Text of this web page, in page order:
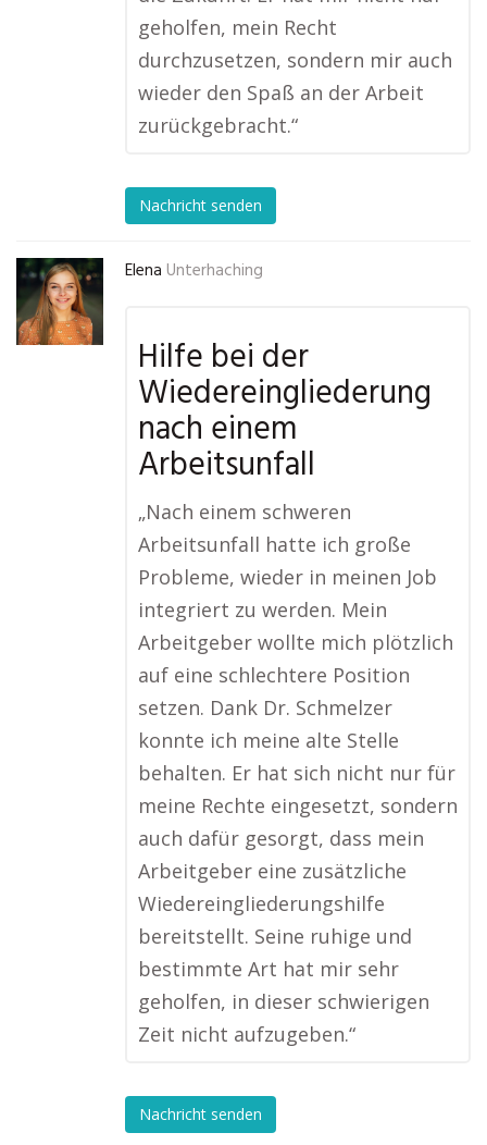
geholfen, mein Recht
durchzusetzen, sondern mir auch
wieder den Spaß an der Arbeit
zurückgebracht.“
Nachricht senden
Elena Unterhaching
Hilfe bei der
Wiedereingliederung
nach einem
Arbeitsunfall
„Nach einem schweren
Arbeitsunfall hatte ich große
Probleme, wieder in meinen Job
integriert zu werden. Mein
Arbeitgeber wollte mich plötzlich
auf eine schlechtere Position
setzen. Dank Dr. Schmelzer
konnte ich meine alte Stelle
behalten. Er hat sich nicht nur für
meine Rechte eingesetzt, sondern
auch dafür gesorgt, dass mein
Arbeitgeber eine zusätzliche
Wiedereingliederungshilfe
bereitstellt. Seine ruhige und
bestimmte Art hat mir sehr
geholfen, in dieser schwierigen
Zeit nicht aufzugeben.“
Nachricht senden